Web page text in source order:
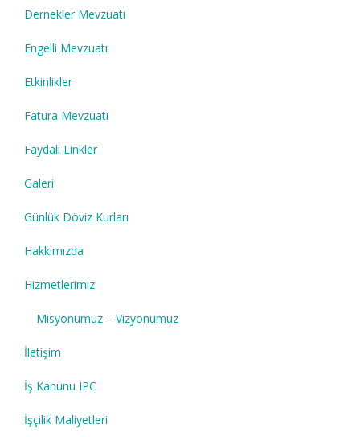
Dernekler Mevzuatı
Engelli Mevzuatı
Etkinlikler
Fatura Mevzuatı
Faydalı Linkler
Galeri
Günlük Döviz Kurları
Hakkımızda
Hizmetlerimiz
Misyonumuz – Vizyonumuz
İletişim
İş Kanunu IPC
İşçilik Maliyetleri